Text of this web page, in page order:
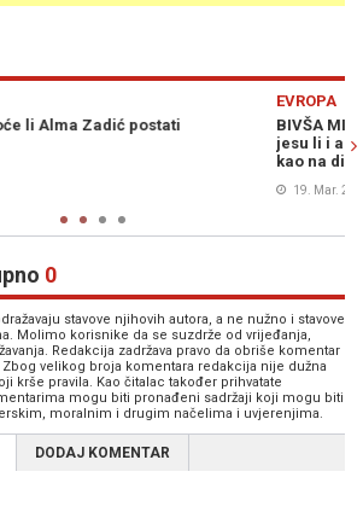
ALMA ZADIĆ PALI ALARM: "Tražim istragu –
plaćali da pucaju na djecu u
0
stavove njihovih autora, a ne nužno i stavove
Molimo korisnike da se suzdrže od vrijeđanja,
Redakcija zadržava pravo da obriše komentar
velikog broja komentara redakcija nije dužna
krše pravila. Kao čitalac također prihvatate
mogu biti pronađeni sadržaji koji mogu biti
moralnim i drugim načelima i uvjerenjima.
DODAJ KOMENTAR